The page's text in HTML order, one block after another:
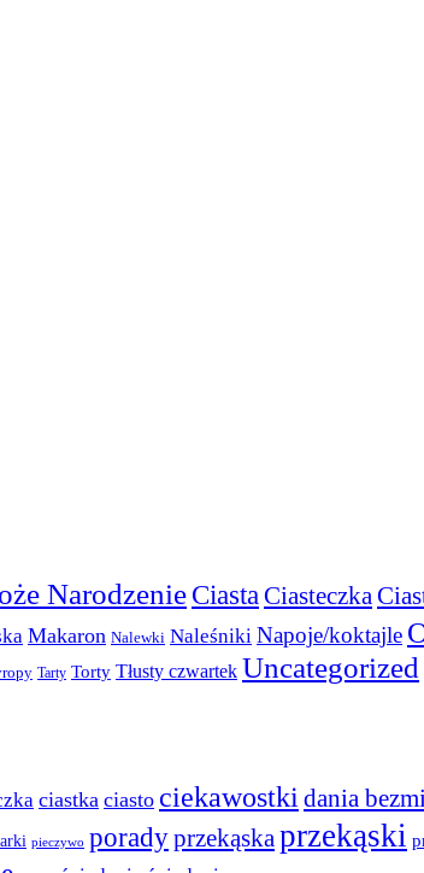
NarodzenieCiasta Ciasteczka
Makaron Nalewki Naleśniki Napoje/koktajle
Tarty Torty Tłusty czwartek Uncategorized
ciastka ciasto ciekawostki dania
pieczywo poradyprzekąskaprzekąski